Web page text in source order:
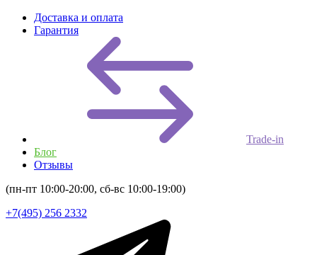
Доставка и оплата
Гарантия
Trade-in
Блог
Отзывы
(пн-пт 10:00-20:00, сб-вс 10:00-19:00)
+7(495) 256 2332